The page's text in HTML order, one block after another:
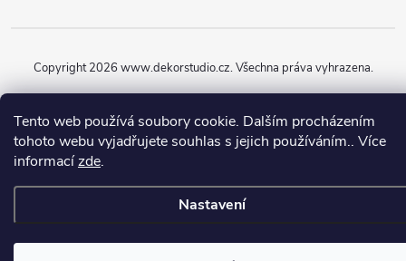
Tento web používá soubory cookie. Dalším procházením
tohoto webu vyjadřujete souhlas s jejich používáním.. Více
informacízde.
Nastavení
Copyright 2026 www.dekorstudio.cz. Všechna práva vyhrazena.